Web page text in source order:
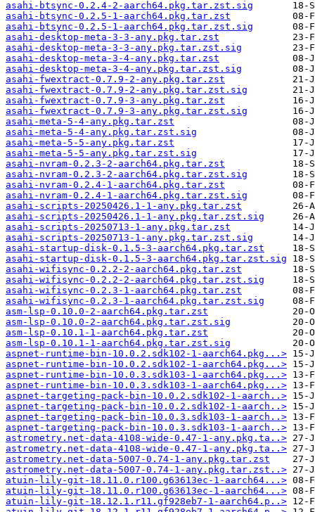
asahi-btsync-0.2.4-2-aarch64.pkg.tar.zst.sig
asahi-btsync-0.2.5-1-aarch64.pkg.tar.zst
asahi-btsync-0.2.5-1-aarch64.pkg.tar.zst.sig
asahi-desktop-meta-3-3-any.pkg.tar.zst
asahi-desktop-meta-3-3-any.pkg.tar.zst.sig
asahi-desktop-meta-3-4-any.pkg.tar.zst
asahi-desktop-meta-3-4-any.pkg.tar.zst.sig
asahi-fwextract-0.7.9-2-any.pkg.tar.zst
asahi-fwextract-0.7.9-2-any.pkg.tar.zst.sig
asahi-fwextract-0.7.9-3-any.pkg.tar.zst
asahi-fwextract-0.7.9-3-any.pkg.tar.zst.sig
asahi-meta-5-4-any.pkg.tar.zst
asahi-meta-5-4-any.pkg.tar.zst.sig
asahi-meta-5-5-any.pkg.tar.zst
asahi-meta-5-5-any.pkg.tar.zst.sig
asahi-nvram-0.2.3-2-aarch64.pkg.tar.zst
asahi-nvram-0.2.3-2-aarch64.pkg.tar.zst.sig
asahi-nvram-0.2.4-1-aarch64.pkg.tar.zst
asahi-nvram-0.2.4-1-aarch64.pkg.tar.zst.sig
asahi-scripts-20250426.1-1-any.pkg.tar.zst
asahi-scripts-20250426.1-1-any.pkg.tar.zst.sig
asahi-scripts-20250713-1-any.pkg.tar.zst
asahi-scripts-20250713-1-any.pkg.tar.zst.sig
asahi-startup-disk-0.1.5-3-aarch64.pkg.tar.zst
asahi-startup-disk-0.1.5-3-aarch64.pkg.tar.zst.sig
asahi-wifisync-0.2.2-2-aarch64.pkg.tar.zst
asahi-wifisync-0.2.2-2-aarch64.pkg.tar.zst.sig
asahi-wifisync-0.2.3-1-aarch64.pkg.tar.zst
asahi-wifisync-0.2.3-1-aarch64.pkg.tar.zst.sig
asm-lsp-0.10.0-2-aarch64.pkg.tar.zst
asm-lsp-0.10.0-2-aarch64.pkg.tar.zst.sig
asm-lsp-0.10.1-1-aarch64.pkg.tar.zst
asm-lsp-0.10.1-1-aarch64.pkg.tar.zst.sig
aspnet-runtime-bin-10.0.2.sdk102-1-aarch64.pkg...>
aspnet-runtime-bin-10.0.2.sdk102-1-aarch64.pkg...>
aspnet-runtime-bin-10.0.3.sdk103-1-aarch64.pkg...>
aspnet-runtime-bin-10.0.3.sdk103-1-aarch64.pkg...>
aspnet-targeting-pack-bin-10.0.2.sdk102-1-aarch..>
aspnet-targeting-pack-bin-10.0.2.sdk102-1-aarch..>
aspnet-targeting-pack-bin-10.0.3.sdk103-1-aarch..>
aspnet-targeting-pack-bin-10.0.3.sdk103-1-aarch..>
astrometry.net-data-4108-wide-0.47-1-any.pkg.ta..>
astrometry.net-data-4108-wide-0.47-1-any.pkg.ta..>
astrometry.net-data-5007-0.74-1-any.pkg.tar.zst
astrometry.net-data-5007-0.74-1-any.pkg.tar.zst..>
atuin-lily-git-18.11.0.r100.g63613ec-1-aarch64...>
atuin-lily-git-18.11.0.r100.g63613ec-1-aarch64...>
atuin-lily-git-18.12.1.r11.gf928eb7-1-aarch64.p..>